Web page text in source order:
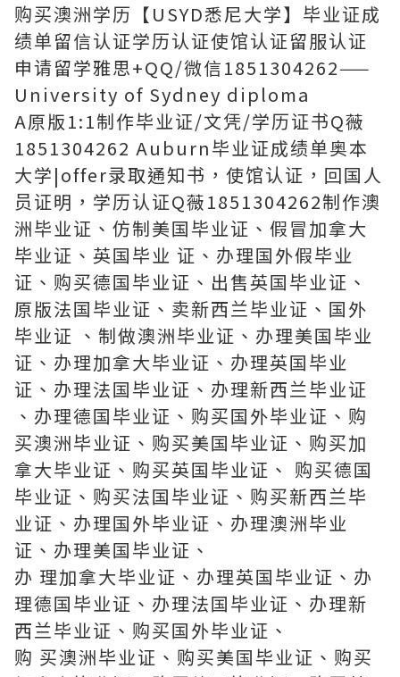
购买澳洲学历【USYD悉尼大学】毕业证成
绩单留信认证学历认证使馆认证留服认证
申请留学雅思+QQ/微信1851304262——
University of Sydney diploma
A原版1:1制作毕业证/文凭/学历证书Q薇
1851304262 Auburn毕业证成绩单奥本
大学|offer录取通知书，使馆认证，回国人
员证明，学历认证Q薇1851304262制作澳
洲毕业证、仿制美国毕业证、假冒加拿大
毕业证、英国毕业 证、办理国外假毕业
证、购买德国毕业证、出售英国毕业证、
原版法国毕业证、卖新西兰毕业证、国外
毕业证 、制做澳洲毕业证、办理美国毕业
证、办理加拿大毕业证、办理英国毕业
证、办理法国毕业证、办理新西兰毕业证
、办理德国毕业证、购买国外毕业证、购
买澳洲毕业证、购买美国毕业证、购买加
拿大毕业证、购买英国毕业证、 购买德国
毕业证、购买法国毕业证、购买新西兰毕
业证、办理国外毕业证、办理澳洲毕业
证、办理美国毕业证、
办 理加拿大毕业证、办理英国毕业证、办
理德国毕业证、办理法国毕业证、办理新
西兰毕业证、购买国外毕业证、
购 买澳洲毕业证、购买美国毕业证、购买